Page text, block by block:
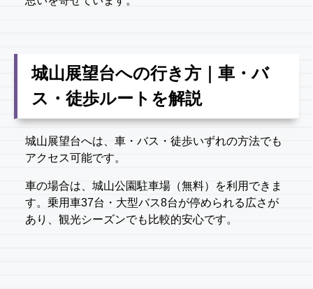
城山展望台への行き方｜車・バ
ス・徒歩ルートを解説
城山展望台へは、車・バス・徒歩いずれの方法でも
アクセス可能です。
車の場合は、城山公園駐車場（無料）を利用できま
す。乗用車37台・大型バス8台が停められる広さが
あり、観光シーズンでも比較的安心です。